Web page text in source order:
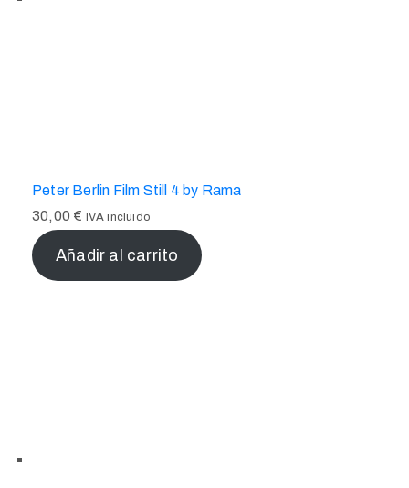
Peter Berlin Film Still 4 by Rama
30,00 € IVA incluido
Añadir al carrito